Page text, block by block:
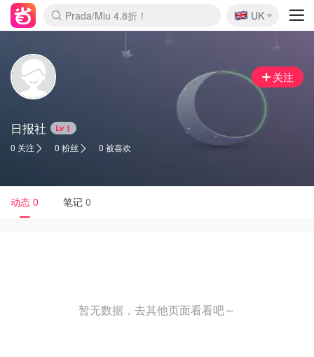
Prada/Miu 4.8折！
🇬🇧
UK
关注
日报社 1
0 关注 0 粉丝 0 被喜欢
动态 0 笔记 0
暂无数据，去其他页面看看吧～